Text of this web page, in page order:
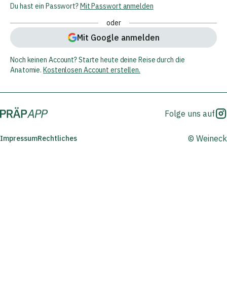
Du hast ein Passwort?Mit Passwort anmelden
oder
Mit Google anmelden
Noch keinen Account? Starte heute deine Reise durch die
Anatomie. Kostenlosen Account erstellen.
Folge uns auf
ImpressumRechtliches © Weineck